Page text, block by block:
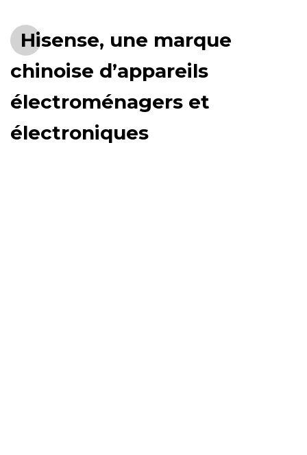
Hisense, une marque
chinoise d’appareils
électroménagers et
électroniques